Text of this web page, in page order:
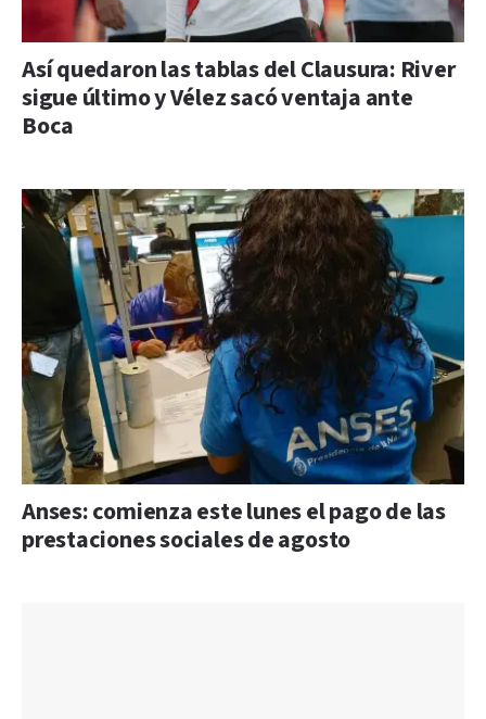
Así quedaron las tablas del Clausura: River
sigue último y Vélez sacó ventaja ante
Boca
Anses: comienza este lunes el pago de las
prestaciones sociales de agosto